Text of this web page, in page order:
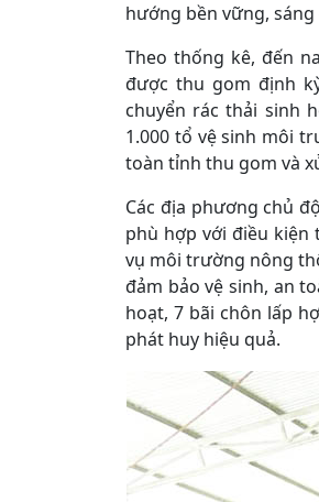
hướng bền vững, sáng
Theo thống kê, đến
được thu gom định
chuyển rác thải sinh
1.000 tổ vệ sinh môi
toàn tỉnh thu gom và
Các địa phương chủ
phù hợp với điều kiện
vụ môi trường nông
đảm bảo vệ sinh, an
hoạt, 7 bãi chôn lấp
phát huy hiệu quả.